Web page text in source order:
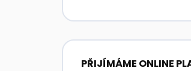
PŘIJÍMÁME ONLINE